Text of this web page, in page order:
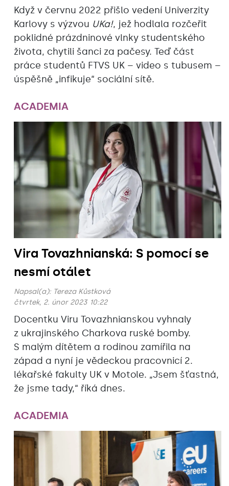
Když v červnu 2022 přišlo vedení Univerzity
Karlovy s výzvou UKa!, jež hodlala rozčeřit
poklidné prázdninové vlnky studentského
života, chytili šanci za pačesy. Teď část
práce studentů FTVS UK – video s tubusem –
úspěšně „infikuje“ sociální sítě.
ACADEMIA
Vira Tovazhnianská: S pomocí se
nesmí otálet
Napsal(a): Tereza Kůstková
čtvrtek, 2. únor 2023 10:22
Docentku Viru Tovazhnianskou vyhnaly
z ukrajinského Charkova ruské bomby.
S malým dítětem a rodinou zamířila na
západ a nyní je vědeckou pracovnicí 2.
lékařské fakulty UK v Motole. „Jsem šťastná,
že jsme tady,“ říká dnes.
ACADEMIA